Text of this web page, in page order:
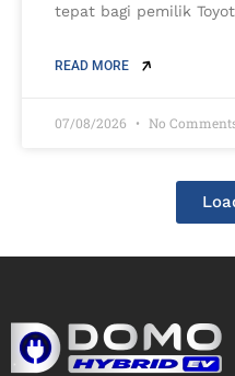
tepat bagi pemilik
READ MORE
07/08/2026 No